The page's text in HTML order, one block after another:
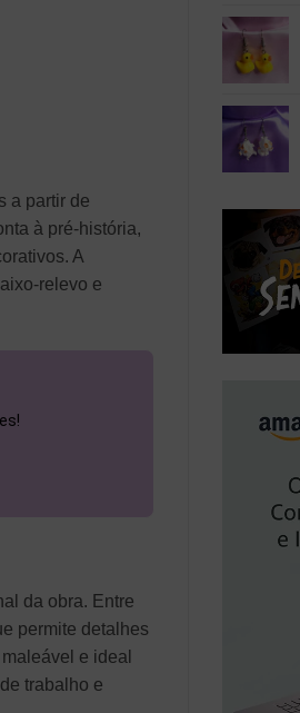
a partir de
à pré-história,
A
relevo e
da obra. Entre
permite detalhes
e ideal
trabalho e